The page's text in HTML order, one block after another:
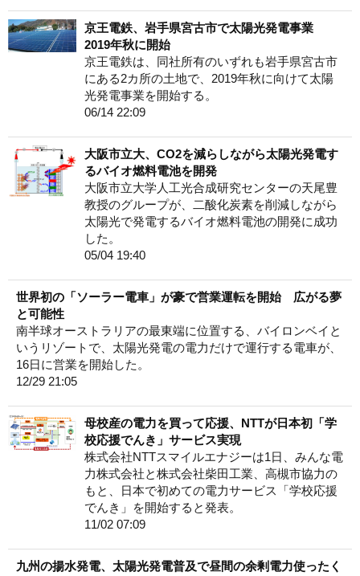
京王電鉄、岩手県宮古市で太陽光発電事業
2019年秋に開始
京王電鉄は、同社所有のいずれも岩手県宮古市
にある2カ所の土地で、2019年秋に向けて太陽
光発電事業を開始する。
06/14 22:09
大阪市立大、CO2を減らしながら太陽光発電す
るバイオ燃料電池を開発
大阪市立大学人工光合成研究センターの天尾豊
教授のグループが、二酸化炭素を削減しながら
太陽光で発電するバイオ燃料電池の開発に成功
した。
05/04 19:40
世界初の「ソーラー電車」が豪で営業運転を開始 広がる夢
と可能性
南半球オーストラリアの最東端に位置する、バイロンベイと
いうリゾートで、太陽光発電の電力だけで運行する電車が、
16日に営業を開始した。
12/29 21:05
母校産の電力を買って応援、NTTが日本初「学
校応援でんき」サービス実現
株式会社NTTスマイルエナジーは1日、みんな電
力株式会社と株式会社柴田工業、高槻市協力の
もと、日本で初めての電力サービス「学校応援
でんき」を開始すると発表。
11/02 07:09
九州の揚水発電、太陽光発電普及で昼間の余剰電力使ったく